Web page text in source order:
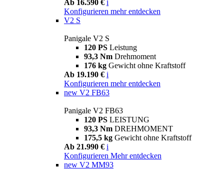
Ab 16.590 € i
Konfigurieren mehr entdecken
V2 S
Panigale V2 S
120 PS Leistung
93,3 Nm Drehmoment
176 kg Gewicht ohne Kraftstoff
Ab 19.190 € i
Konfigurieren mehr entdecken
new V2 FB63
Panigale V2 FB63
120 PS LEISTUNG
93,3 Nm DREHMOMENT
175,5 kg Gewicht ohne Kraftstoff
Ab 21.990 € i
Konfigurieren Mehr entdecken
new V2 MM93